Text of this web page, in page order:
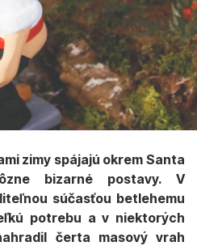
zimy spájajú okrem Santa
bizarné postavy. V
súčasťou betlehemu
potrebu a v niektorých
čerta masový vrah